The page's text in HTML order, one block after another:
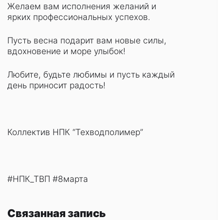
Желаем вам исполнения желаний и
ярких профессиональных успехов.
Пусть весна подарит вам новые силы,
вдохновение и море улыбок!
Любите, будьте любимы и пусть каждый
день приносит радость!
Коллектив НПК “Техводполимер”
#НПК_ТВП #8марта
Связанная запись